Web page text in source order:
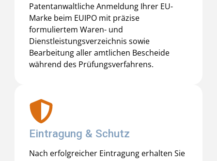
Patentanwaltliche Anmeldung Ihrer EU-
Marke beim EUIPO mit präzise
formuliertem Waren- und
Dienstleistungsverzeichnis sowie
Bearbeitung aller amtlichen Bescheide
während des Prüfungsverfahrens.
Eintragung & Schutz
Nach erfolgreicher Eintragung erhalten Sie